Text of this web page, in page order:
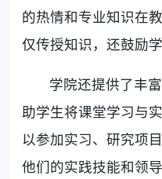
的热情和专业知识在
仅传授知识，还鼓励
学院还提供了丰
助学生将课堂学习与
以参加实习、研究项
他们的实践技能和领